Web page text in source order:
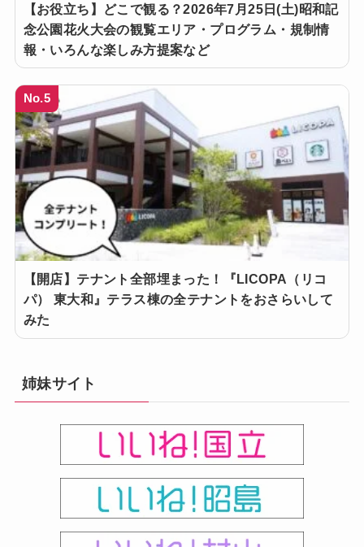
【お役立ち】どこで観る？2026年7月25日(土)昭和記
念公園花火大会の観覧エリア・プログラム・規制情
報・いろんな楽しみ方提案など
No.5
【開店】テナント全部埋まった！『LICOPA（リコ
パ） 東大和』テラス棟の全テナントをおさらいして
みた
姉妹サイト